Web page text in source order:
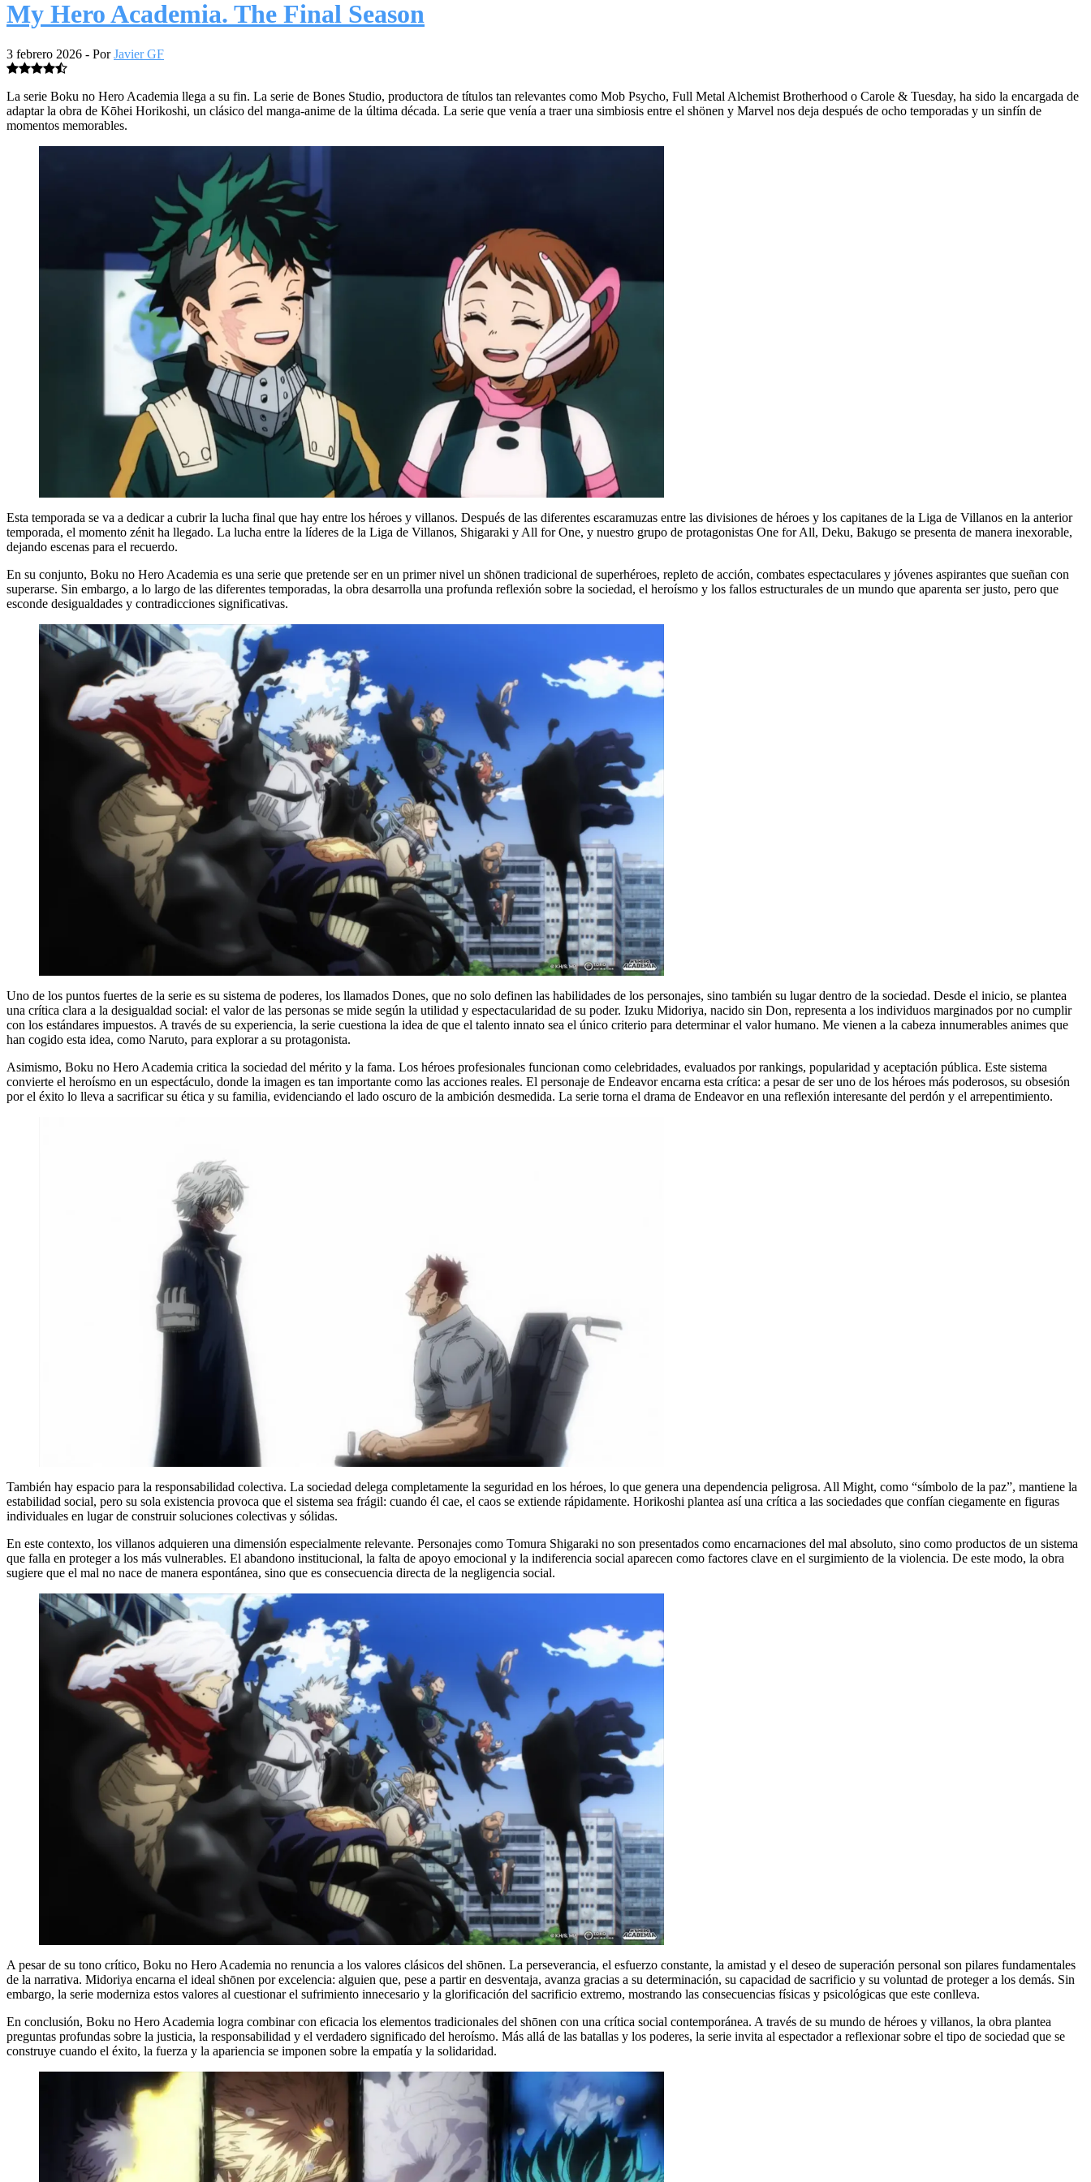
My Hero Academia. The Final Season
3 febrero 2026 - PorJavier GF
La serie Boku no Hero Academia llega a su fin. La serie de Bones Studio, productora de títulos tan relevantes como Mob Psycho, Full Metal Alchemist Brotherhood o Carole & Tuesday, ha sido la encargada de
adaptar la obra de Kōhei Horikoshi, un clásico del manga-anime de la última década. La serie que venía a traer una simbiosis entre el shönen y Marvel nos deja después de ocho temporadas y un sinfín de
momentos memorables.
Esta temporada se va a dedicar a cubrir la lucha final que hay entre los héroes y villanos. Después de las diferentes escaramuzas entre las divisiones de héroes y los capitanes de la Liga de Villanos en la anterior
temporada, el momento zénit ha llegado. La lucha entre la líderes de la Liga de Villanos, Shigaraki y All for One, y nuestro grupo de protagonistas One for All, Deku, Bakugo se presenta de manera inexorable,
dejando escenas para el recuerdo.
En su conjunto, Boku no Hero Academia es una serie que pretende ser en un primer nivel un shōnen tradicional de superhéroes, repleto de acción, combates espectaculares y jóvenes aspirantes que sueñan con
superarse. Sin embargo, a lo largo de las diferentes temporadas, la obra desarrolla una profunda reflexión sobre la sociedad, el heroísmo y los fallos estructurales de un mundo que aparenta ser justo, pero que
esconde desigualdades y contradicciones significativas.
Uno de los puntos fuertes de la serie es su sistema de poderes, los llamados Dones, que no solo definen las habilidades de los personajes, sino también su lugar dentro de la sociedad. Desde el inicio, se plantea
una crítica clara a la desigualdad social: el valor de las personas se mide según la utilidad y espectacularidad de su poder. Izuku Midoriya, nacido sin Don, representa a los individuos marginados por no cumplir
con los estándares impuestos. A través de su experiencia, la serie cuestiona la idea de que el talento innato sea el único criterio para determinar el valor humano. Me vienen a la cabeza innumerables animes que
han cogido esta idea, como Naruto, para explorar a su protagonista.
Asimismo, Boku no Hero Academia critica la sociedad del mérito y la fama. Los héroes profesionales funcionan como celebridades, evaluados por rankings, popularidad y aceptación pública. Este sistema
convierte el heroísmo en un espectáculo, donde la imagen es tan importante como las acciones reales. El personaje de Endeavor encarna esta crítica: a pesar de ser uno de los héroes más poderosos, su obsesión
por el éxito lo lleva a sacrificar su ética y su familia, evidenciando el lado oscuro de la ambición desmedida. La serie torna el drama de Endeavor en una reflexión interesante del perdón y el arrepentimiento.
También hay espacio para la responsabilidad colectiva. La sociedad delega completamente la seguridad en los héroes, lo que genera una dependencia peligrosa. All Might, como “símbolo de la paz”, mantiene la
estabilidad social, pero su sola existencia provoca que el sistema sea frágil: cuando él cae, el caos se extiende rápidamente. Horikoshi plantea así una crítica a las sociedades que confían ciegamente en figuras
individuales en lugar de construir soluciones colectivas y sólidas.
En este contexto, los villanos adquieren una dimensión especialmente relevante. Personajes como Tomura Shigaraki no son presentados como encarnaciones del mal absoluto, sino como productos de un sistema
que falla en proteger a los más vulnerables. El abandono institucional, la falta de apoyo emocional y la indiferencia social aparecen como factores clave en el surgimiento de la violencia. De este modo, la obra
sugiere que el mal no nace de manera espontánea, sino que es consecuencia directa de la negligencia social.
A pesar de su tono crítico, Boku no Hero Academia no renuncia a los valores clásicos del shōnen. La perseverancia, el esfuerzo constante, la amistad y el deseo de superación personal son pilares fundamentales
de la narrativa. Midoriya encarna el ideal shōnen por excelencia: alguien que, pese a partir en desventaja, avanza gracias a su determinación, su capacidad de sacrificio y su voluntad de proteger a los demás. Sin
embargo, la serie moderniza estos valores al cuestionar el sufrimiento innecesario y la glorificación del sacrificio extremo, mostrando las consecuencias físicas y psicológicas que este conlleva.
En conclusión, Boku no Hero Academia logra combinar con eficacia los elementos tradicionales del shōnen con una crítica social contemporánea. A través de su mundo de héroes y villanos, la obra plantea
preguntas profundas sobre la justicia, la responsabilidad y el verdadero significado del heroísmo. Más allá de las batallas y los poderes, la serie invita al espectador a reflexionar sobre el tipo de sociedad que se
construye cuando el éxito, la fuerza y la apariencia se imponen sobre la empatía y la solidaridad.